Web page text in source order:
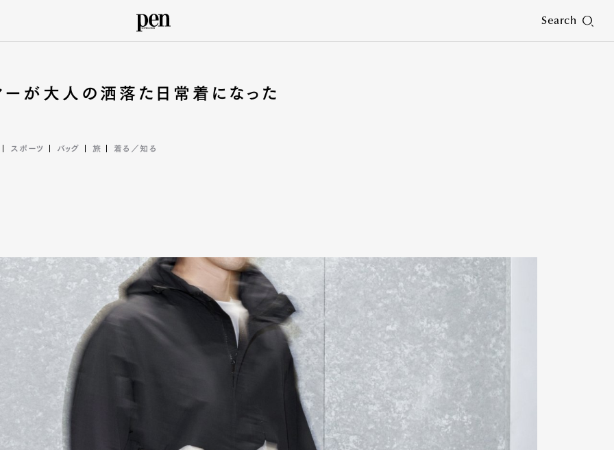
Search
ーが大人の洒落た日常着になった
スポーツ バッグ 旅 着る／知る